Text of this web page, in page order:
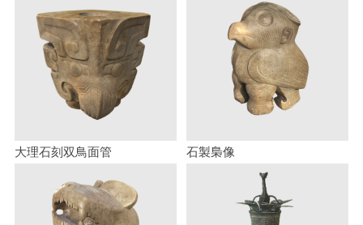
大理石刻双鳥面管 石製梟像